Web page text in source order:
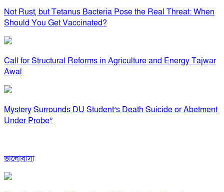
Not Rust, but Tetanus Bacteria Pose the Real Threat: When
Should You Get Vaccinated?
Call for Structural Reforms in Agriculture and Energy Tajwar
Awal
Mystery Surrounds DU Student’s Death Suicide or Abetment
Under Probe”
ভালোবাসা